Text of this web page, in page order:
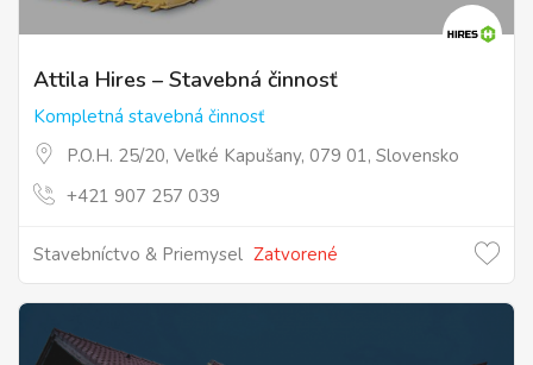
Attila Hires – Stavebná činnosť
Kompletná stavebná činnosť
P.O.H. 25/20, Veľké Kapušany, 079 01, Slovensko
+421 907 257 039
Stavebníctvo & Priemysel Zatvorené